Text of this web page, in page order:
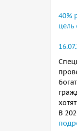
40%
цель
В